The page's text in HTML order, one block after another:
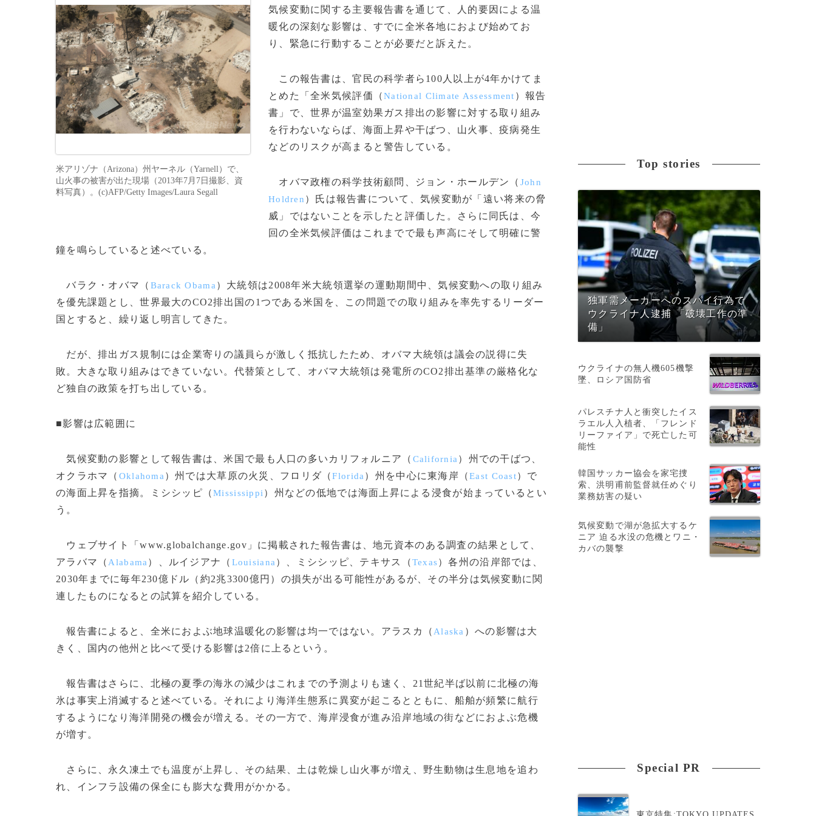
米アリゾナ（Arizona）州ヤーネル（Yarnell）で、
山火事の被害が出た現場（2013年7月7日撮影、資
料写真）。(c)AFP/Getty Images/Laura Segall
気候変動に関する主要報告書を通じて、人的要因による温
暖化の深刻な影響は、すでに全米各地におよび始めてお
り、緊急に行動することが必要だと訴えた。
この報告書は、官民の科学者ら100人以上が4年かけてま
とめた「全米気候評価（National Climate Assessment ）報告
書」で、世界が温室効果ガス排出の影響に対する取り組み
を行わないならば、海面上昇や干ばつ、山火事、疫病発生
などのリスクが高まると警告している。
オバマ政権の科学技術顧問、ジョン・ホールデン（ John
Holdren ）氏は報告書について、気候変動が「遠い将来の脅
威」ではないことを示したと評価した。さらに同氏は、今
回の全米気候評価はこれまでで最も声高にそして明確に警
鐘を鳴らしていると述べている。
バラク・オバマ（ Barack Obama ）大統領は2008年米大統領選挙の運動期間中、気候変動への取り組み
を優先課題とし、世界最大のCO2排出国の1つである米国を、この問題での取り組みを率先するリーダー
国とすると、繰り返し明言してきた。
だが、排出ガス規制には企業寄りの議員らが激しく抵抗したため、オバマ大統領は議会の説得に失
敗。大きな取り組みはできていない。代替策として、オバマ大統領は発電所のCO2排出基準の厳格化な
ど独自の政策を打ち出している。
■影響は広範囲に
気候変動の影響として報告書は、米国で最も人口の多いカリフォルニア（ California ）州での干ばつ、
オクラホマ（ Oklahoma ）州では大草原の火災、フロリダ（Florida ）州を中心に東海岸（East Coast）で
の海面上昇を指摘。ミシシッピ（Mississippi ）州などの低地では海面上昇による浸食が始まっているとい
う。
ウェブサイト「www.globalchange.gov」に掲載された報告書は、地元資本のある調査の結果として、
アラバマ（ Alabama ）、ルイジアナ（ Louisiana ）、ミシシッピ、テキサス（Texas）各州の沿岸部では、
2030年までに毎年230億ドル（約2兆3300億円）の損失が出る可能性があるが、その半分は気候変動に関
連したものになるとの試算を紹介している。
報告書によると、全米におよぶ地球温暖化の影響は均一ではない。アラスカ（ Alaska ）への影響は大
きく、国内の他州と比べて受ける影響は2倍に上るという。
報告書はさらに、北極の夏季の海氷の減少はこれまでの予測よりも速く、21世紀半ば以前に北極の海
氷は事実上消滅すると述べている。それにより海洋生態系に異変が起こるとともに、船舶が頻繁に航行
するようになり海洋開発の機会が増える。その一方で、海岸浸食が進み沿岸地域の街などにおよぶ危機
が増す。
さらに、永久凍土でも温度が上昇し、その結果、土は乾燥し山火事が増え、野生動物は生息地を追わ
れ、インフラ設備の保全にも膨大な費用がかかる。
Top stories
独軍需メーカーへのスパイ行為で
ウクライナ人逮捕 「破壊工作の準
備」
ウクライナの無人機605機撃
墜、ロシア国防省
パレスチナ人と衝突したイス
ラエル人入植者、「フレンド
リーファイア」で死亡した可
能性
韓国サッカー協会を家宅捜
索、洪明甫前監督就任めぐり
業務妨害の疑い
気候変動で湖が急拡大するケ
ニア 迫る水没の危機とワニ・
カバの襲撃
Special PR
東京特集:TOKYO UPDATES